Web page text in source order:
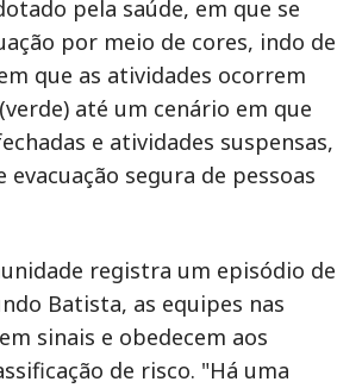
pela saúde, em que se
por meio de cores, indo de
que as atividades ocorrem
até um cenário em que
e atividades suspensas,
evacuação segura de pessoas
registra um episódio de
Batista, as equipes nas
sinais e obedecem aos
de risco. "Há uma